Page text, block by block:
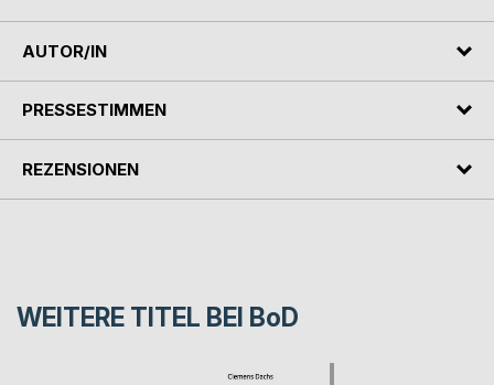
AUTOR/IN
PRESSESTIMMEN
REZENSIONEN
WEITERE TITEL BEI BoD